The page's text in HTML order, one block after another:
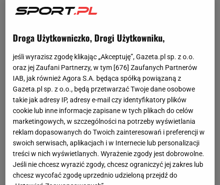
Droga Użytkowniczko, Drogi Użytkowniku,
jeśli wyrazisz zgodę klikając „Akceptuję”, Gazeta.pl sp. z o.o.
oraz jej Zaufani Partnerzy, w tym [676] Zaufanych Partnerów
IAB, jak również Agora S.A. będąca spółką powiązaną z
Gazeta.pl sp. z o.o., będą przetwarzać Twoje dane osobowe
takie jak adresy IP, adresy e-mail czy identyfikatory plików
cookie lub inne informacje zapisane w tych plikach do celów
marketingowych, w szczególności na potrzeby wyświetlania
reklam dopasowanych do Twoich zainteresowań i preferencji w
swoich serwisach, aplikacjach i w Internecie lub personalizacji
treści w nich wyświetlanych. Wyrażenie zgody jest dobrowolne.
Jeśli nie chcesz wyrazić zgody, chcesz ograniczyć jej zakres lub
chcesz wycofać zgodę uprzednio udzieloną przejdź do